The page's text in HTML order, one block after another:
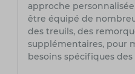
approche
être équipé de
des treuils, des
supplémentaires, pour
besoins spécifiques